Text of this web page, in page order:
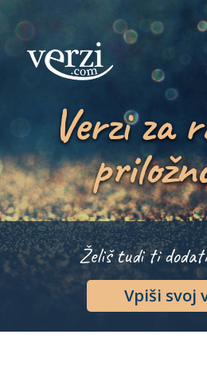
Verzi za
Želiš tudi ti
Vpiši svoj